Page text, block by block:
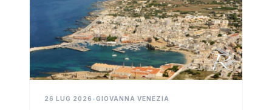
26 LUG 2026 •GIOVANNA VENEZIA